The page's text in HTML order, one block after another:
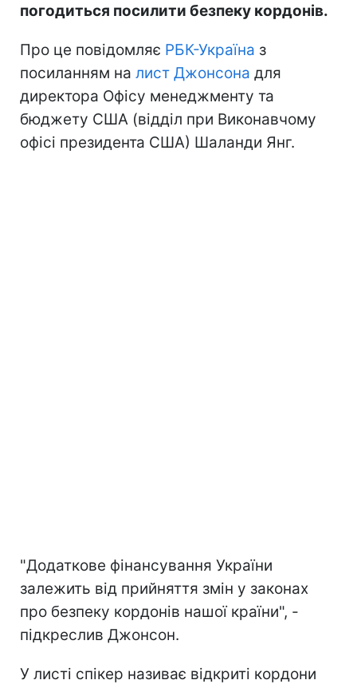
погодиться посилити безпеку кордонів.
Про це повідомляє РБК-Україна з
посиланням на лист Джонсона для
директора Офісу менеджменту та
бюджету США (відділ при Виконавчому
офісі президента США) Шаланди Янг.
"Додаткове фінансування України
залежить від прийняття змін у законах
про безпеку кордонів нашої країни", -
підкреслив Джонсон.
У листі спікер називає відкриті кордони